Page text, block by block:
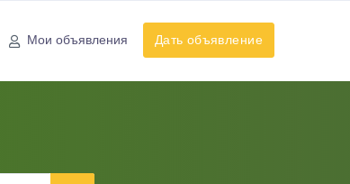
Мои объявления Дать объявление